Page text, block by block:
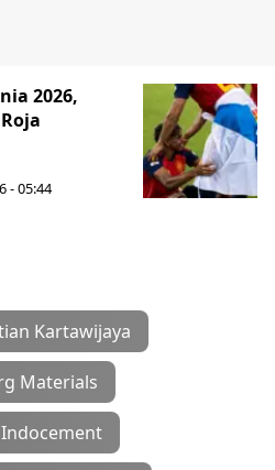
2026,
- 05:44
Kartawijaya
Materials
Indocement